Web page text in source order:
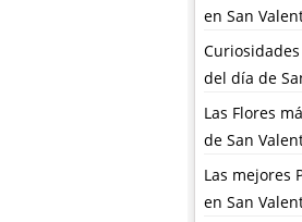
en San
del día de
Las Flores
de San
Las mejores
en San